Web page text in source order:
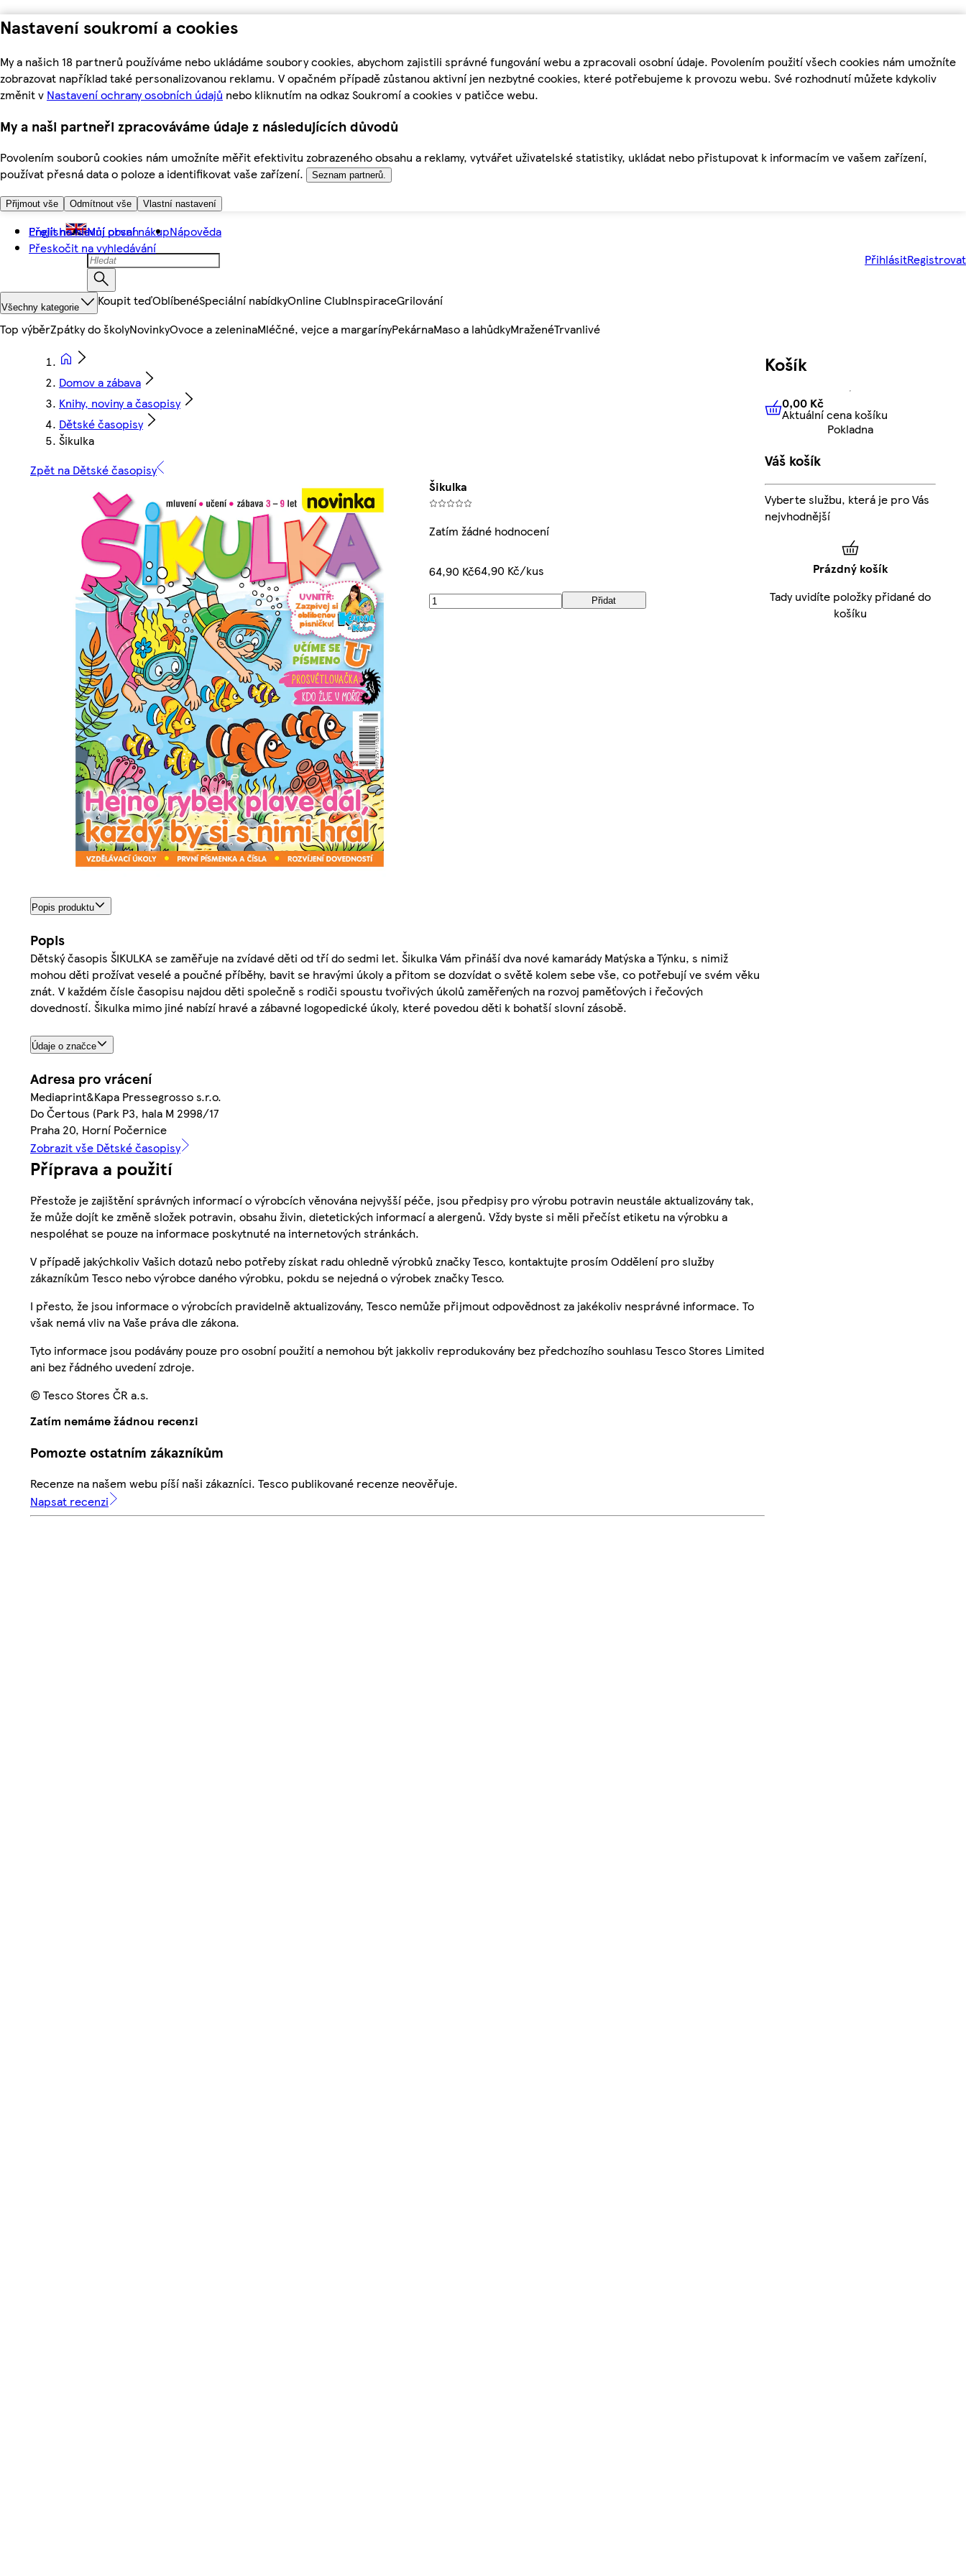
Nastavení soukromí a cookies
My a našich 18 partnerů používáme nebo ukládáme soubory cookies, abychom zajistili správné fungování webu a zpracovali osobní údaje. Povolením použití všech cookies nám umožníte
zobrazovat například také personalizovanou reklamu. V opačném případě zůstanou aktivní jen nezbytné cookies, které potřebujeme k provozu webu. Své rozhodnutí můžete kdykoliv
změnit v Nastavení ochrany osobních údajů nebo kliknutím na odkaz Soukromí a cookies v patičce webu.
My a naši partneři zpracováváme údaje z následujících důvodů
Povolením souborů cookies nám umožníte měřit efektivitu zobrazeného obsahu a reklamy, vytvářet uživatelské statistiky, ukládat nebo přistupovat k informacím ve vašem zařízení,
používat přesná data o poloze a identifikovat vaše zařízení.
Seznam partnerů.
Přijmout vše Odmítnout vše Vlastní nastavení
Přejít na hlavní obsah
Přeskočit na vyhledávání
English Můj první nákupNápověda
PřihlásitRegistrovat
Všechny kategorie Koupit teďOblíbenéSpeciální nabídkyOnline ClubInspiraceGrilování
Top výběrZpátky do školyNovinkyOvoce a zeleninaMléčné, vejce a margarínyPekárnaMaso a lahůdkyMraženéTrvanlivé
Domov a zábava
Knihy, noviny a časopisy
Dětské časopisy
Šikulka
Zpět na Dětské časopisy
Šikulka
Zatím žádné hodnocení
64,90 Kč64,90 Kč/kus
Přidat
Popis produktu
Popis
Dětský časopis ŠIKULKA se zaměřuje na zvídavé děti od tří do sedmi let. Šikulka Vám přináší dva nové kamarády Matýska a Týnku, s nimiž
mohou děti prožívat veselé a poučné příběhy, bavit se hravými úkoly a přitom se dozvídat o světě kolem sebe vše, co potřebují ve svém věku
znát. V každém čísle časopisu najdou děti společně s rodiči spoustu tvořivých úkolů zaměřených na rozvoj paměťových i řečových
dovedností. Šikulka mimo jiné nabízí hravé a zábavné logopedické úkoly, které povedou děti k bohatší slovní zásobě.
Údaje o značce
Adresa pro vrácení
Mediaprint&Kapa Pressegrosso s.r.o.
Do Čertous (Park P3, hala M 2998/17
Praha 20, Horní Počernice
Zobrazit vše Dětské časopisy
Příprava a použití
Přestože je zajištění správných informací o výrobcích věnována nejvyšší péče, jsou předpisy pro výrobu potravin neustále aktualizovány tak,
že může dojít ke změně složek potravin, obsahu živin, dietetických informací a alergenů. Vždy byste si měli přečíst etiketu na výrobku a
nespoléhat se pouze na informace poskytnuté na internetových stránkách.
V případě jakýchkoliv Vašich dotazů nebo potřeby získat radu ohledně výrobků značky Tesco, kontaktujte prosím Oddělení pro služby
zákazníkům Tesco nebo výrobce daného výrobku, pokdu se nejedná o výrobek značky Tesco.
I přesto, že jsou informace o výrobcích pravidelně aktualizovány, Tesco nemůže přijmout odpovědnost za jakékoliv nesprávné informace. To
však nemá vliv na Vaše práva dle zákona.
Tyto informace jsou podávány pouze pro osobní použití a nemohou být jakkoliv reprodukovány bez předchozího souhlasu Tesco Stores Limited
ani bez řádného uvedení zdroje.
© Tesco Stores ČR a.s.
Zatím nemáme žádnou recenzi
Pomozte ostatním zákazníkům
Recenze na našem webu píší naši zákazníci. Tesco publikované recenze neověřuje.
Napsat recenzi
Košík
0,00 KčAktuální cena košíku
0,00 Kč
Aktuální cena košíku
Pokladna
Váš košík
Vyberte službu, která je pro Vás
nejvhodnější
Prázdný košík
Tady uvidíte položky přidané do
košíku